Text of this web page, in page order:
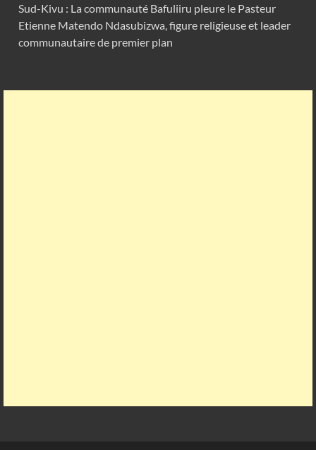
Sud-Kivu : La communauté Bafuliiru pleure le Pasteur
Etienne Matendo Ndasubizwa, figure religieuse et leader
communautaire de premier plan